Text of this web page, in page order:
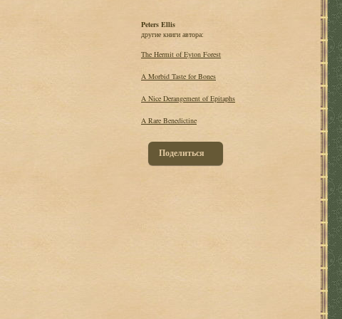
Peters Ellis
другие книги автора:
The Hermit of Eyton Forest
A Morbid Taste for Bones
A Nice Derangement of Epitaphs
A Rare Benedictine
Поделиться